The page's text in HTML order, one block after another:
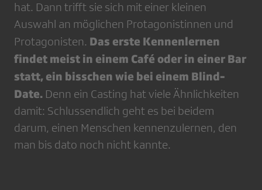
hat. Dann trifft sie sich mit einer kleinen
Auswahl an möglichen Protagonistinnen und
Protagonisten. Das erste Kennenlernen
findet meist in einem Café oder in einer Bar
statt, ein bisschen wie bei einem Blind-
Date. Denn ein Casting hat viele Ähnlichkeiten
damit: Schlussendlich geht es bei beidem
darum, einen Menschen kennenzulernen, den
man bis dato noch nicht kannte.